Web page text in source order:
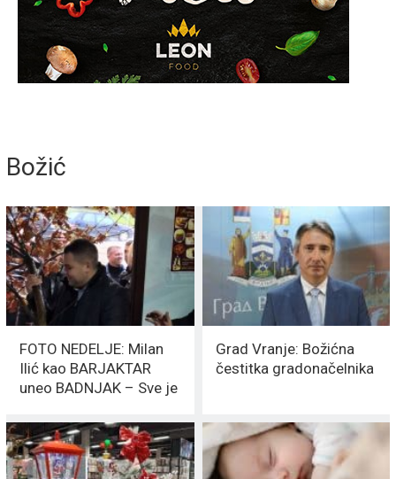
Božić
FOTO NEDELJE: Milan
Ilić kao BARJAKTAR
uneo BADNJAK – Sve je
nema
Grad Vranje: Božićna
čestitka gradonačelnika